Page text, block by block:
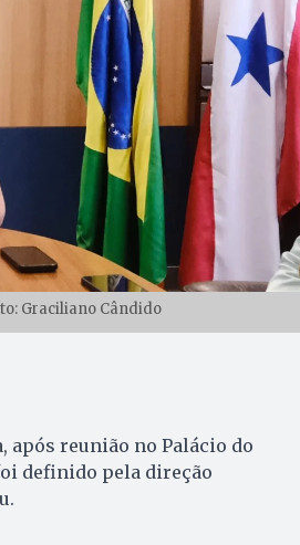
Graciliano Cândido
após reunião no Palácio do
definido pela direção